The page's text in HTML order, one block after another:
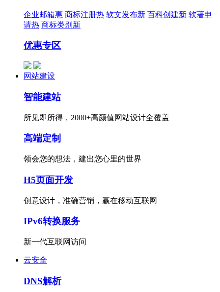
企业邮箱惠 商标注册热 软文发布新 百科创建新 软著申
请热 商标类别 新
优惠专区
网站建设
智能建站
所见即所得，2000+高颜值网站设计全覆盖
高端定制
领会您的想法，建出您心里的世界
H5页面开发
创意设计，准确营销，赢在移动互联网
IPv6转换服务
新一代互联网访问
云安全
DNS解析